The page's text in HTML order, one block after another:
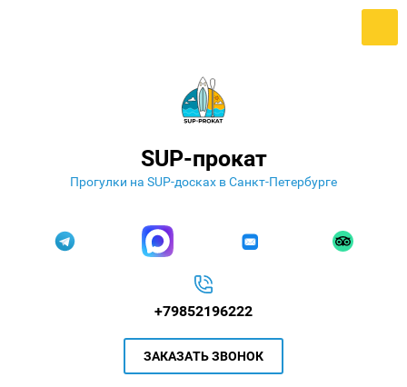
SUP-прокат
Прогулки на SUP-досках в Санкт-Петербурге
+79852196222
ЗАКАЗАТЬ ЗВОНОК